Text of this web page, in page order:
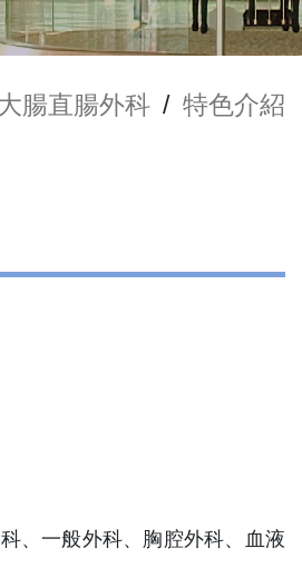
腸直腸外科 / 特色介紹
、一般外科、胸腔外科、血液